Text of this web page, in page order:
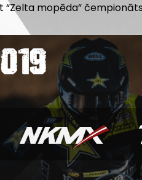
mopēda”